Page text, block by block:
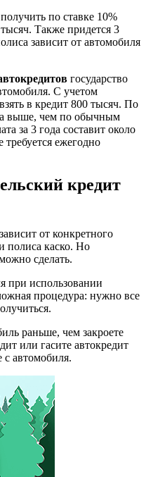
по ставке 10%
Также придется 3
зависит от автомобиля
государство
С учетом
в кредит 800 тысяч. По
выше, чем по обычным
за 3 года составит около
ежегодно
кредит
от конкретного
полиса каско. Но
сделать.
при использовании
процедура: нужно все
раньше, чем закроете
или гасите автокредит
с автомобиля.